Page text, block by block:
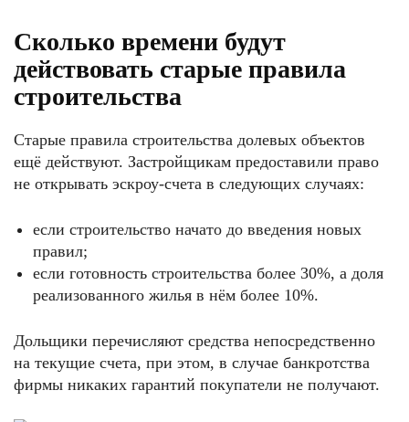
Сколько времени будут
действовать старые правила
строительства
Старые правила строительства долевых объектов
ещё действуют. Застройщикам предоставили право
не открывать эскроу-счета в следующих случаях:
если строительство начато до введения новых
правил;
если готовность строительства более 30%, а доля
реализованного жилья в нём более 10%.
Дольщики перечисляют средства непосредственно
на текущие счета, при этом, в случае банкротства
фирмы никаких гарантий покупатели не получают.